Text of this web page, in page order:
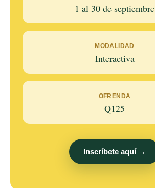
1 al 30 de septiembre
MODALIDAD
Interactiva
OFRENDA
Q125
Inscríbete aquí →